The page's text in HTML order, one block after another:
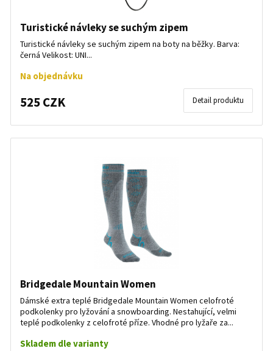
Turistické návleky se suchým zipem
Turistické návleky se suchým zipem na boty na běžky. Barva:
černá Velikost: UNI...
Na objednávku
525 CZK Detail produktu
Bridgedale Mountain Women
Dámské extra teplé Bridgedale Mountain Women celofroté
podkolenky pro lyžování a snowboarding. Nestahující, velmi
teplé podkolenky z celofroté příze. Vhodné pro lyžaře za...
Skladem dle varianty